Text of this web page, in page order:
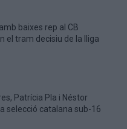
baixes rep al CB
el tram decisiu de la lliga
Patrícia Pla i Néstor
selecció catalana sub-16